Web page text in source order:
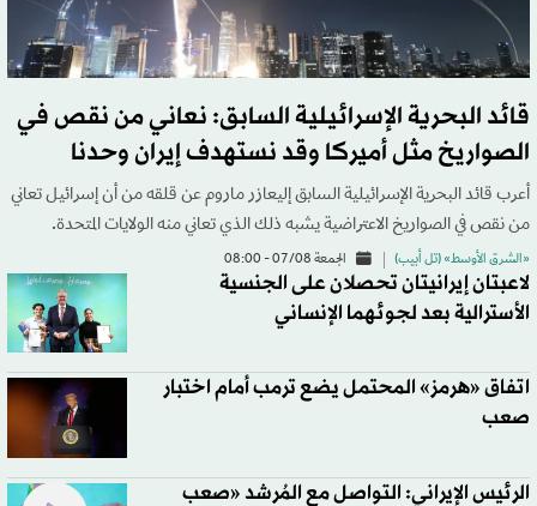
قائد البحرية الإسرائيلية السابق: نعاني من نقص في
الصواريخ مثل أميركا وقد نستهدف إيران وحدنا
أعرب قائد البحرية الإسرائيلية السابق إليعازر ماروم عن قلقه من أن إسرائيل تعاني
من نقص في الصواريخ الاعتراضية يشبه ذلك الذي تعاني منه الولايات المتحدة.
«الشرق الأوسط» (تل أبيب) الجمعة 07/08 - 08:00
لاعبتان إيرانيتان تحصلان على الجنسية
الأسترالية بعد لجوئهما الإنساني
اتفاق «هرمز» المحتمل يضع ترمب أمام اختبار
صعب
الرئيس الإيراني: التواصل مع المُرشد «صعب